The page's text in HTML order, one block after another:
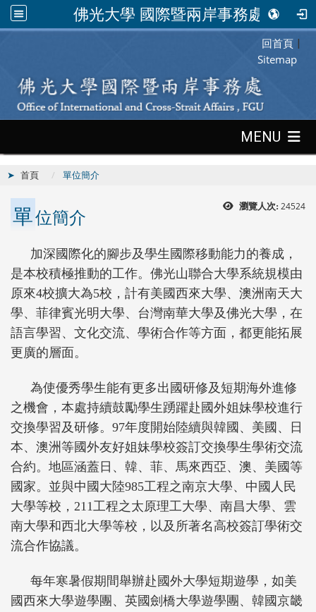
佛光大學 國際暨兩岸事務處
:::
回首頁 |
Sitemap
MENU
首頁 單位簡介
瀏覽人次: 24524
單位簡介
加深國際化的腳步及學生國際移動能力的養成，
是本校積極推動的工作。佛光山聯合大學系統規模由
原來4校擴大為5校，計有美國西來大學、澳洲南天大
學、菲律賓光明大學、台灣南華大學及佛光大學，在
語言學習、文化交流、學術合作等方面，都更能拓展
更廣的層面。
為使優秀學生能有更多出國研修及短期海外進修
之機會，本處持續鼓勵學生踴躍赴國外姐妹學校進行
交換學習及研修。 97年度開始陸續與韓國、美國、日
本、澳洲等國外友好姐妹學校簽訂交換學生學術交流
合約。地區涵蓋日、韓、菲、馬來西亞、澳、美國等
國家。並與中國大陸985工程之南京大學、中國人民
大學等校， 211 工程之太原理工大學、南昌大學、雲
南大學和西北大學等校，以及所著名高校簽訂學術交
流合作協議。
每年寒暑假期間舉辦赴國外大學短期遊學，如美
國西來大學遊學團、英國劍橋大學遊學團、韓國京畿